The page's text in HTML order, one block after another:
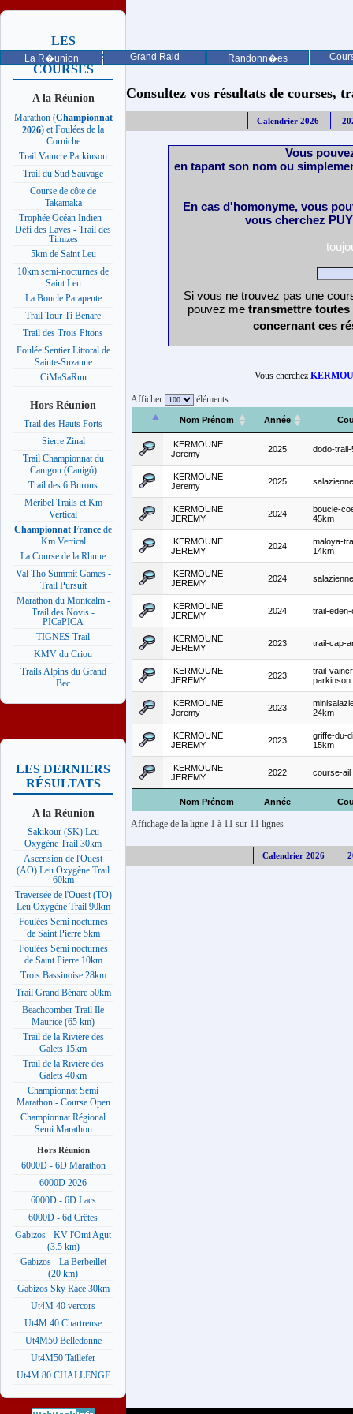
La R�union Grand Raid Randonn�es
LES
PROCHAINES
COURSES
A la Réunion
Marathon (Championnat
2026) et Foulées de la
Corniche
Trail Vaincre Parkinson
Trail du Sud Sauvage
Course de côte de
Takamaka
Trophée Océan Indien -
Défi des Laves - Trail des
Timizes
5km de Saint Leu
10km semi-nocturnes de
Saint Leu
La Boucle Parapente
Trail Tour Ti Benare
Trail des Trois Pitons
Foulée Sentier Littoral de
Sainte-Suzanne
CiMaSaRun
Hors Réunion
Trail des Hauts Forts
Sierre Zinal
Trail Championnat du
Canigou (Canigó)
Trail des 6 Burons
Méribel Trails et Km
Vertical
Championnat France de
Km Vertical
La Course de la Rhune
Val Tho Summit Games -
Trail Pursuit
Marathon du Montcalm -
Trail des Novis -
PICaPICA
TIGNES Trail
KMV du Criou
Trails Alpins du Grand
Bec
LES DERNIERS
RÉSULTATS
A la Réunion
Sakikour (SK) Leu
Oxygène Trail 30km
Ascension de l'Ouest
(AO) Leu Oxygène Trail
60km
Traversée de l'Ouest (TO)
Leu Oxygène Trail 90km
Foulées Semi nocturnes
de Saint Pierre 5km
Foulées Semi nocturnes
de Saint Pierre 10km
Trois Bassinoise 28km
Trail Grand Bénare 50km
Beachcomber Trail Ile
Maurice (65 km)
Trail de la Rivière des
Galets 15km
Trail de la Rivière des
Galets 40km
Championnat Semi
Marathon - Course Open
Championnat Régional
Semi Marathon
Hors Réunion
6000D - 6D Marathon
6000D 2026
6000D - 6D Lacs
6000D - 6d Crêtes
Gabizos - KV l'Omi Agut
(3.5 km)
Gabizos - La Berbeillet
(20 km)
Gabizos Sky Race 30km
Ut4M 40 vercors
Ut4M 40 Chartreuse
Ut4M50 Belledonne
Ut4M50 Taillefer
Ut4M 80 CHALLENGE
Consultez vos résultats de courses,
Calendrier 2026
Vous
en tapant son nom ou
En cas d'homonyme, vous
vous cherchez
Si vous ne trouvez pas une
pouvez me transmettre
concernant ces
Vous cherchez
Afficher éléments
Nom Prénom Année
Nom Prénom Année
KERMOUNE
Jeremy
2025 dodo-
KERMOUNE
Jeremy
2025
KERMOUNE
JEREMY
2024
boucle-
45km
KERMOUNE
JEREMY
2024
maloya-
14km
KERMOUNE
JEREMY
2024 salazienne
KERMOUNE
JEREMY
2024 trail-eden-
KERMOUNE
JEREMY
2023 trail-cap-
KERMOUNE
JEREMY
2023
trail-
parkinson
KERMOUNE
Jeremy
2023
24km
KERMOUNE
JEREMY
2023
griffe-du-
15km
KERMOUNE
JEREMY
2022 course-ail
Affichage de la ligne 1 à 11 sur 11 lignes
Calendrier 2026